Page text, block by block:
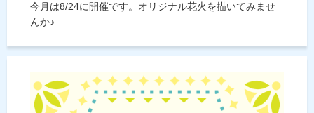
今月は8/24に開催です。オリジナル花火を描いてみませ
んか♪